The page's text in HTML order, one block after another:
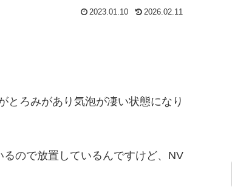
2023.01.10 2026.02.11
とろみがあり気泡が凄い状態になり
ので放置しているんですけど、NV